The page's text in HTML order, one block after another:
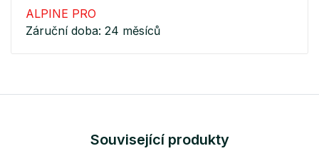
ALPINE PRO
Záruční doba: 24 měsíců
Související produkty